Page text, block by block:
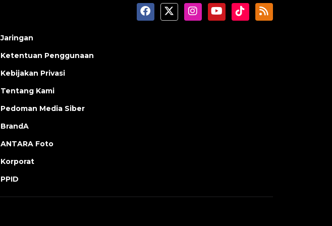
Jaringan
Ketentuan Penggunaan
Kebijakan Privasi
Tentang Kami
Pedoman Media Siber
BrandA
ANTARA Foto
Korporat
PPID